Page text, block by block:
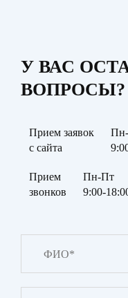
У ВАС
ВОПРОСЫ?
Прием заявок
с сайта
Прием
звонков
Пн-Пт
9:00-